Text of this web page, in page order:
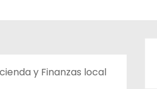
y Finanzas local